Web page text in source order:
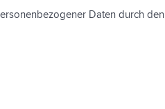
Daten durch den